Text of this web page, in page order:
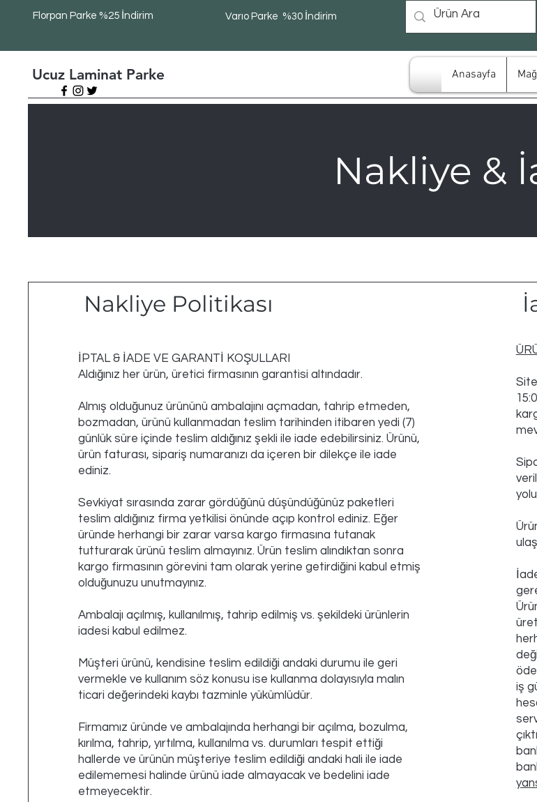
Florpan Parke %25 İndirim Varıo Parke %30 İndirim
Ucuz Laminat Parke Anasayfa
Nakliye &
Nakliye Politikası
İPTAL & İADE VE GARANTİ KOŞULLARI
Aldığınız her ürün, üretici firmasının garantisi altındadır.
Almış olduğunuz ürününü ambalajını açmadan, tahrip etmeden,
bozmadan, ürünü kullanmadan teslim tarihinden itibaren yedi (7)
günlük süre içinde teslim aldığınız şekli ile iade edebilirsiniz. Ürünü,
ürün faturası, sipariş numaranızı da içeren bir dilekçe ile iade
ediniz.
Sevkiyat sırasında zarar gördüğünü düşündüğünüz paketleri
teslim aldığınız firma yetkilisi önünde açıp kontrol ediniz. Eğer
üründe herhangi bir zarar varsa kargo firmasına tutanak
tutturarak ürünü teslim almayınız. Ürün teslim alındıktan sonra
kargo firmasının görevini tam olarak yerine getirdiğini kabul etmiş
olduğunuzu unutmayınız.
Ambalajı açılmış, kullanılmış, tahrip edilmiş vs. şekildeki ürünlerin
iadesi kabul edilmez.
Müşteri ürünü, kendisine teslim edildiği andaki durumu ile geri
vermekle ve kullanım söz konusu ise kullanma dolayısıyla malın
ticari değerindeki kaybı tazminle yükümlüdür.
Firmamız üründe ve ambalajında herhangi bir açılma, bozulma,
kırılma, tahrip, yırtılma, kullanılma vs. durumları tespit ettiği
hallerde ve ürünün müşteriye teslim edildiği andaki hali ile iade
edilememesi halinde ürünü iade almayacak ve bedelini iade
etmeyecektir.
iş